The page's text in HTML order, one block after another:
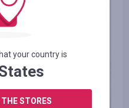
your country is
STORES